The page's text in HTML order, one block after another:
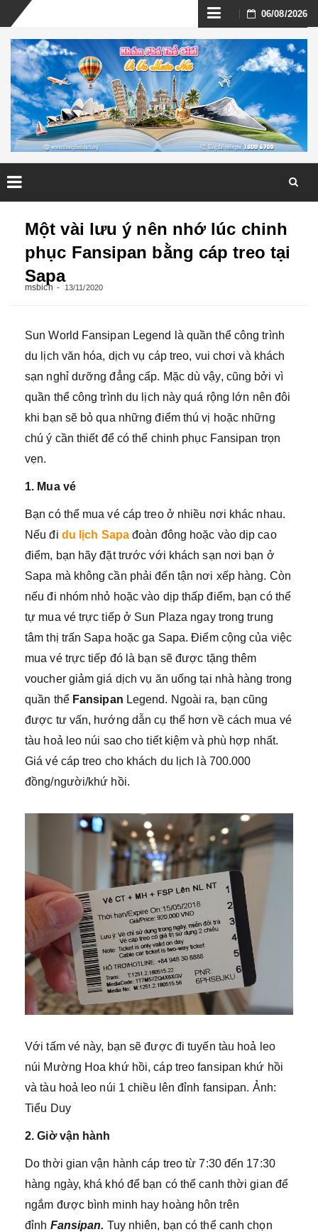
Skip
to
content
06/08/2026
Một vài lưu ý nên nhớ lúc chinh
phục Fansipan bằng cáp treo tại
Sapa
msbich 13/11/2020
Sun World Fansipan Legend là quần thể công trình
du lịch văn hóa, dịch vụ cáp treo, vui chơi và khách
sạn nghỉ dưỡng đẳng cấp. Mặc dù vậy, cũng bởi vì
quần thể công trình du lịch này quá rộng lớn nên đôi
khi bạn sẽ bỏ qua những điểm thú vị hoặc những
chú ý cần thiết để có thể chinh phục Fansipan trọn
vẹn.
1. Mua vé
Bạn có thể mua vé cáp treo ở nhiều nơi khác nhau.
Nếu đi du lịch Sapađoàn đông hoặc vào dịp cao
điểm, bạn hãy đặt trước với khách sạn nơi bạn ở
Sapa mà không cần phải đến tận nơi xếp hàng. Còn
nếu đi nhóm nhỏ hoặc vào dịp thấp điểm, bạn có thể
tự mua vé trực tiếp ở Sun Plaza ngay trong trung
tâm thị trấn Sapa hoặc ga Sapa. Điểm cộng của việc
mua vé trực tiếp đó là bạn sẽ được tặng thêm
voucher giảm giá dịch vụ ăn uống tại nhà hàng trong
quần thểFansipan Legend. Ngoài ra, bạn cũng
được tư vấn, hướng dẫn cụ thể hơn về cách mua vé
tàu hoả leo núi sao cho tiết kiệm và phù hợp nhất.
Giá vé cáp treo cho khách du lịch là 700.000
đồng/người/khứ hồi.
Với tấm vé này, bạn sẽ được đi tuyến tàu hoả leo
núi Mường Hoa khứ hồi, cáp treo fansipan khứ hồi
và tàu hoả leo núi 1 chiều lên đỉnh fansipan. Ảnh:
Tiểu Duy
2. Giờ vận hành
Do thời gian vận hành cáp treo từ 7:30 đến 17:30
hàng ngày, khá khó để bạn có thể canh thời gian để
ngắm được bình minh hay hoàng hôn trên
đỉnh Fansipan. Tuy nhiên, bạn có thể canh chọn